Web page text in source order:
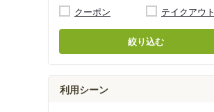
クーポン
テイクアウト
絞り込む
利用シーン